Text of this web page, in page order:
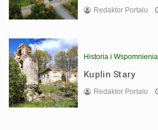
Redaktor Portalu
Historia i Wspomnienia
Kuplin Stary
Redaktor Portalu